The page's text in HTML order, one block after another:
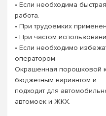
• Если необходима
работа.
• При трудоемких
• При частом
• Если необходимо
оператором
Окрашенная порошковой
бюджетным вариантом и
подходит для
автомоек и ЖКХ.